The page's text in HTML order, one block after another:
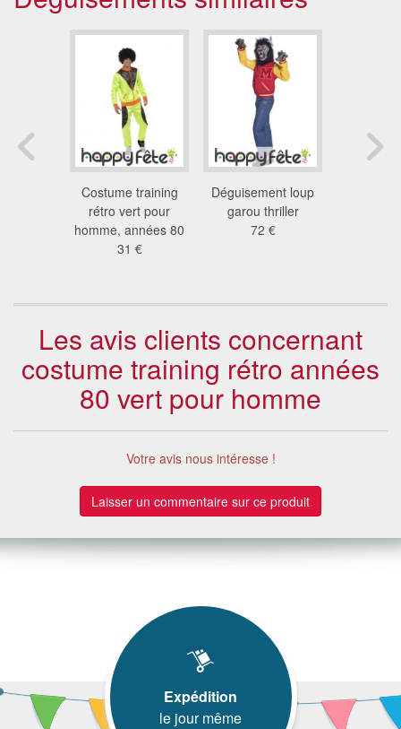
Costume training
rétro vert pour
homme, années 80
31 €
Déguisement loup
garou thriller
72 €
Les avis clients concernant
costume training rétro années
80 vert pour homme
Votre avis nous intéresse !
Laisser un commentaire sur ce produit
Expédition
le jour même